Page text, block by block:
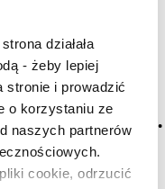
działała
- żeby lepiej
stronie i prowadzić
o korzystaniu ze
naszych partnerów
cookie, odrzucić
Chianti